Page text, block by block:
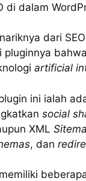
di dalam
dari
pluginnya
artificial
ini ialah
social
XML
, dan